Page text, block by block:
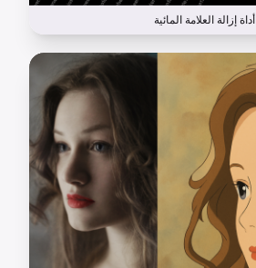
أداة إزالة العلامة المائية